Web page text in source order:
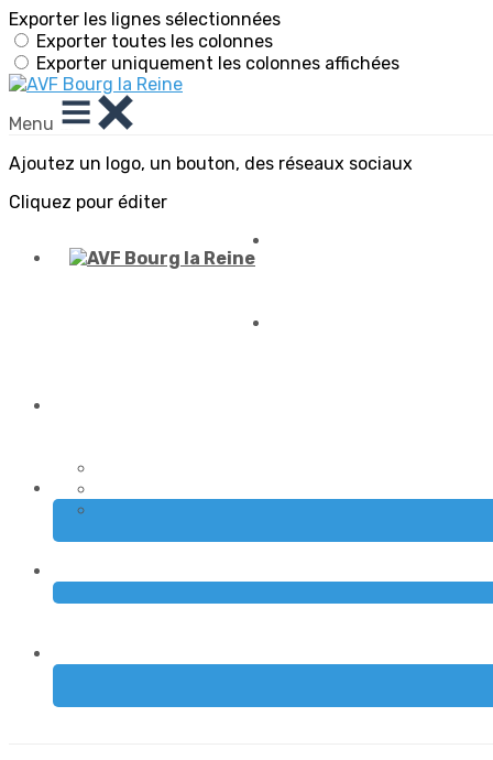
Exporter les lignes sélectionnées
Exporter toutes les colonnes
Exporter uniquement les colonnes affichées
Menu
Ajoutez un logo, un bouton, des réseaux sociaux
Cliquez pour éditer